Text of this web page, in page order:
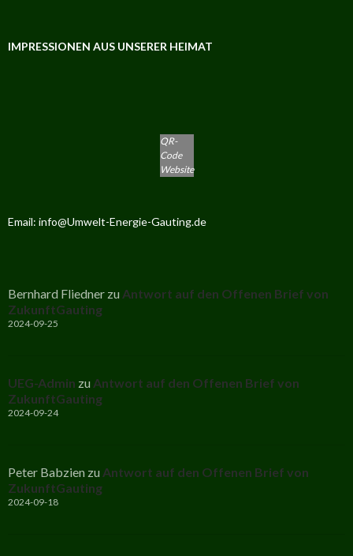
IMPRESSIONEN AUS UNSERER HEIMAT
QR-
Code
Website
Email: info@Umwelt-Energie-Gauting.de
Bernhard Fliedner zu Antwort auf den Offenen Brief von
ZukunftGauting
2024-09-25
UEG-Admin zu Antwort auf den Offenen Brief von
ZukunftGauting
2024-09-24
Peter Babzien zu Antwort auf den Offenen Brief von
ZukunftGauting
2024-09-18